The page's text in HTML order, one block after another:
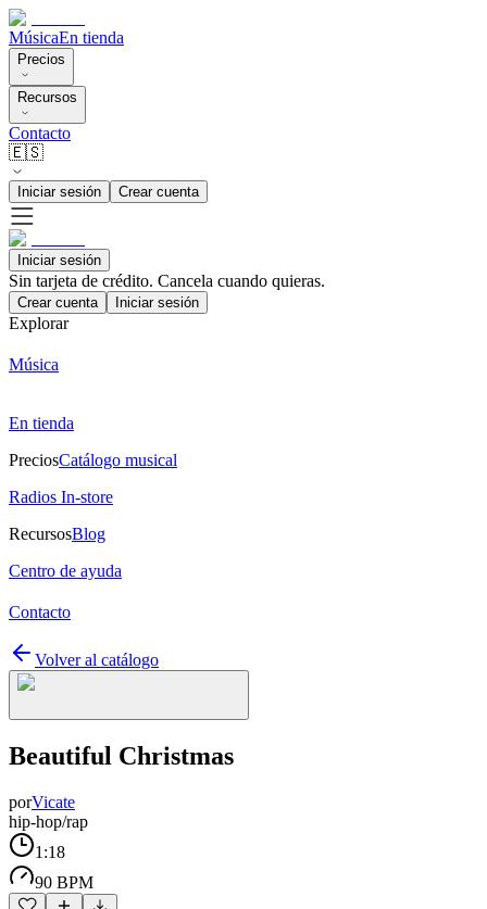
MúsicaEn tienda
Precios
Recursos
Contacto
🇪🇸
Iniciar sesión Crear cuenta
Iniciar sesión
Sin tarjeta de crédito. Cancela cuando quieras.
Crear cuenta Iniciar sesión
Explorar
Música
En tienda
PreciosCatálogo musical
Radios In-store
RecursosBlog
Centro de ayuda
Contacto
Volver al catálogo
Beautiful Christmas
porVicate
hip-hop/rap
1:18
90 BPM